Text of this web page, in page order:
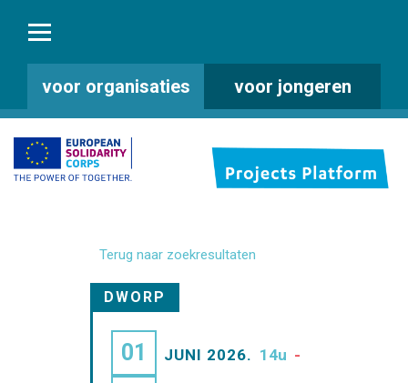
voor organisaties voor jongeren
Terug naar zoekresultaten
DWORP
01 JUNI 2026. 14u -